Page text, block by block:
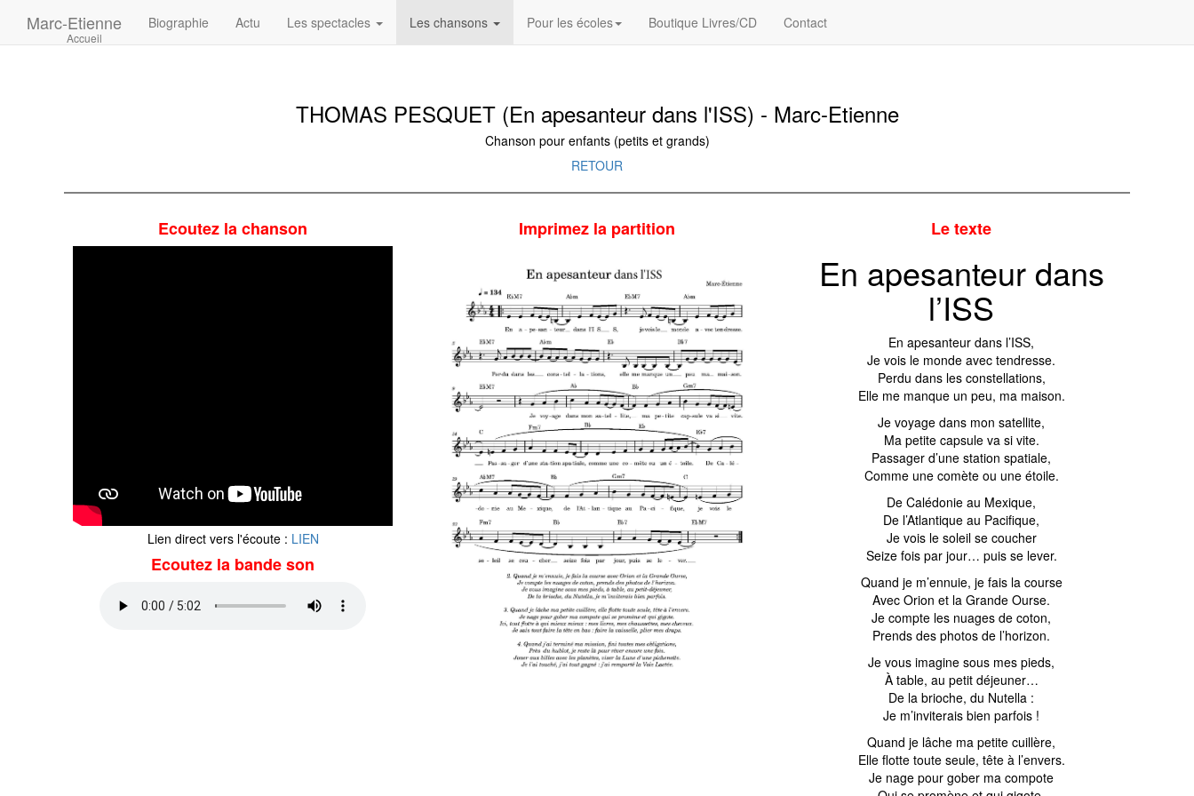
Marc-Etienne
Accueil
Biographie Actu Les spectacles Les chansons Pour les écoles Boutique Livres/CD Contact
THOMAS PESQUET (En apesanteur dans l'ISS) - Marc-Etienne
Chanson pour enfants (petits et grands)
RETOUR
Ecoutez la chanson
Lien direct vers l'écoute : LIEN
Ecoutez la bande son
Imprimez la partition Le texte
En apesanteur dans
l’ISS
En apesanteur dans l’ISS,
Je vois le monde avec tendresse.
Perdu dans les constellations,
Elle me manque un peu, ma maison.
Je voyage dans mon satellite,
Ma petite capsule va si vite.
Passager d’une station spatiale,
Comme une comète ou une étoile.
De Calédonie au Mexique,
De l’Atlantique au Pacifique,
Je vois le soleil se coucher
Seize fois par jour… puis se lever.
Quand je m’ennuie, je fais la course
Avec Orion et la Grande Ourse.
Je compte les nuages de coton,
Prends des photos de l’horizon.
Je vous imagine sous mes pieds,
À table, au petit déjeuner…
De la brioche, du Nutella :
Je m’inviterais bien parfois !
Quand je lâche ma petite cuillère,
Elle flotte toute seule, tête à l’envers.
Je nage pour gober ma compote